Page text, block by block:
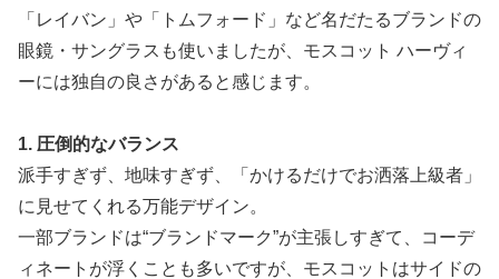
「レイバン」や「トムフォード」など名だたるブランドの
眼鏡・サングラスも使いましたが、モスコット ハーヴィ
ーには独自の良さがあると感じます。
1. 圧倒的なバランス
派手すぎず、地味すぎず、「かけるだけでお洒落上級者」
に見せてくれる万能デザイン。
一部ブランドは“ブランドマーク”が主張しすぎて、コーデ
ィネートが浮くことも多いですが、モスコットはサイドの